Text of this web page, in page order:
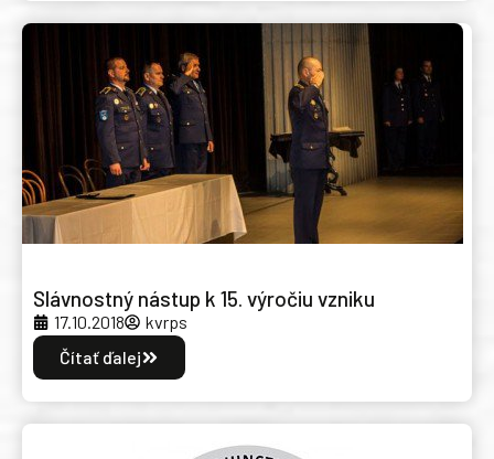
Slávnostný nástup k 15. výročiu vzniku
17.10.2018
kvrps
Čítať ďalej